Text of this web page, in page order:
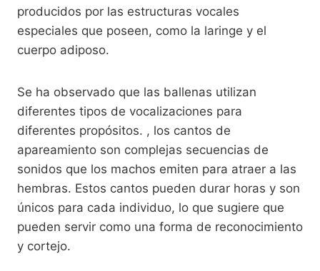
producidos por las estructuras vocales
especiales que poseen, como la laringe y el
cuerpo adiposo.
Se ha observado que las ballenas utilizan
diferentes tipos de vocalizaciones para
diferentes propósitos. , los cantos de
apareamiento son complejas secuencias de
sonidos que los machos emiten para atraer a las
hembras. Estos cantos pueden durar horas y son
únicos para cada individuo, lo que sugiere que
pueden servir como una forma de reconocimiento
y cortejo.